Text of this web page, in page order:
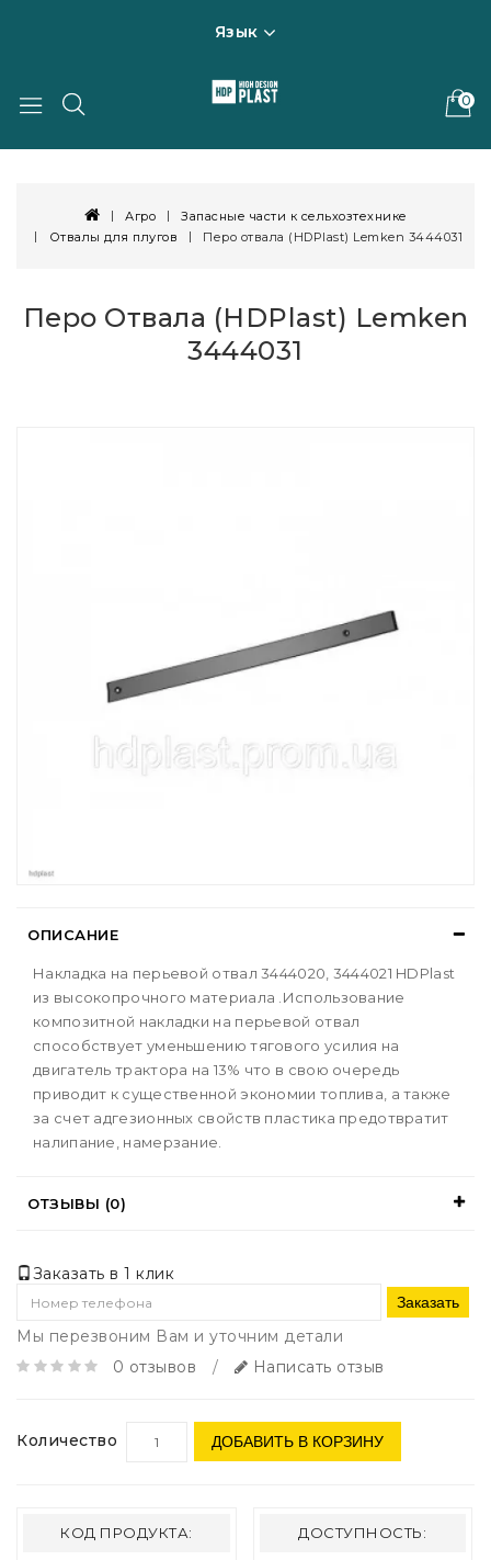
Язык
0
Агро
Запасные части к сельхозтехнике
Отвалы для плугов
Перо отвала (HDPlast) Lemken 3444031
Перо Отвала (HDPlast) Lemken
3444031
ОПИСАНИЕ
Накладка на перьевой отвал 3444020, 3444021 HDPlast
из высокопрочного материала .Использование
композитной накладки на перьевой отвал
способствует уменьшению тягового усилия на
двигатель трактора на 13% что в свою очередь
приводит к существенной экономии топлива, а также
за счет адгезионных свойств пластика предотвратит
налипание, намерзание.
ОТЗЫВЫ (0)
Заказать в 1 клик
Заказать
Мы перезвоним Вам и уточним детали
0 отзывов
/ Написать отзыв
Количество ДОБАВИТЬ В КОРЗИНУ
КОД ПРОДУКТА: ДОСТУПНОСТЬ: